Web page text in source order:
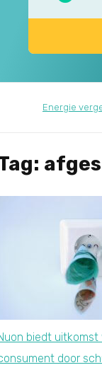
Energie
biedt
door